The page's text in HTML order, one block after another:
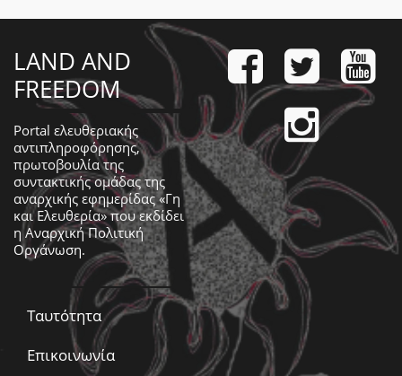
LAND AND
FREEDOM
Portal ελευθεριακής
αντιπληροφόρησης,
πρωτοβουλία της
συντακτικής ομάδας της
αναρχικής εφημερίδας «Γη
και Ελευθερία» που εκδίδει
ηΑναρχική Πολιτική
Οργάνωση.
Ταυτότητα
Επικοινωνία